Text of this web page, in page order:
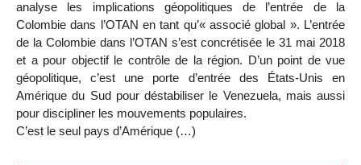
analyse les implications géopolitiques de l’entrée de la
Colombie dans l’OTAN en tant qu’« associé global ». L’entrée
de la Colombie dans l’OTAN s’est concrétisée le 31 mai 2018
et a pour objectif le contrôle de la région. D’un point de vue
géopolitique, c’est une porte d’entrée des États-Unis en
Amérique du Sud pour déstabiliser le Venezuela, mais aussi
pour discipliner les mouvements populaires.
C’est le seul pays d’Amérique (…)